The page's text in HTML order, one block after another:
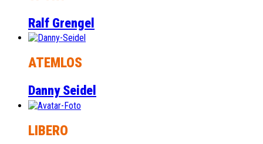
Ralf Grengel
ATEMLOS
Danny Seidel
LIBERO